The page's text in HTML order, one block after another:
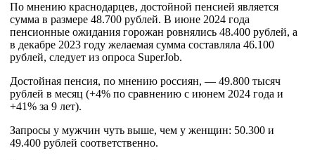
По мнению краснодарцев, достойной пенсией является
сумма в размере 48.700 рублей. В июне 2024 года
пенсионные ожидания горожан ровнялись 48.400 рублей, а
в декабре 2023 году желаемая сумма составляла 46.100
рублей, следует из опроса SuperJob.
Достойная пенсия, по мнению россиян, — 49.800 тысяч
рублей в месяц (+4% по сравнению с июнем 2024 года и
+41% за 9 лет).
Запросы у мужчин чуть выше, чем у женщин: 50.300 и
49.400 рублей соответственно.